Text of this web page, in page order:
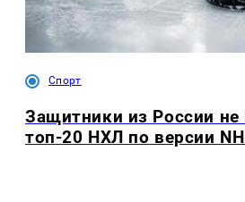
Спорт
Защитники из России не
топ-20 НХЛ по версии